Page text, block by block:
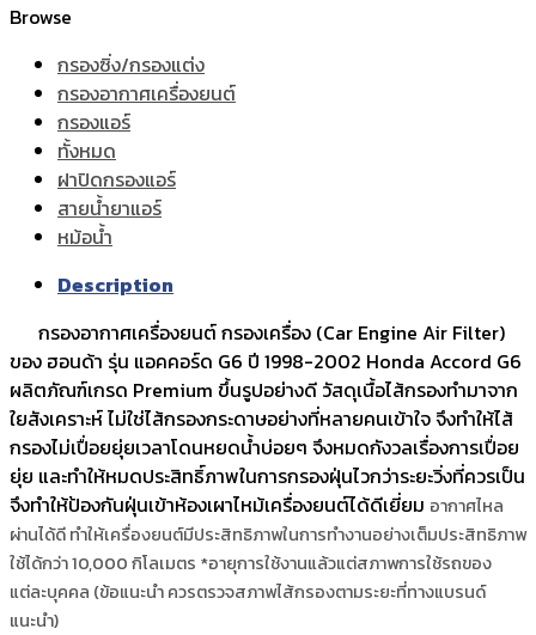
Browse
กรองซิ่ง/กรองแต่ง
กรองอากาศเครื่องยนต์
กรองแอร์
ทั้งหมด
ฝาปิดกรองแอร์
สายน้ำยาแอร์
หม้อน้ำ
Description
กรองอากาศเครื่องยนต์ กรองเครื่อง (Car Engine Air Filter)
ของ ฮอนด้า รุ่น แอคคอร์ด G6 ปี 1998-2002 Honda Accord G6
ผลิตภัณฑ์เกรด Premium ขึ้นรูปอย่างดี วัสดุเนื้อไส้กรองทำมาจาก
ใยสังเคราะห์ ไม่ใช่ไส้กรองกระดาษอย่างที่หลายคนเข้าใจ จึงทำให้ไส้
กรองไม่เปื่อยยุ่ยเวลาโดนหยดน้ำบ่อยๆ จึงหมดกังวลเรื่องการเปื่อย
ยุ่ย และทำให้หมดประสิทธิ์ภาพในการกรองฝุ่นไวกว่าระยะวิ่งที่ควรเป็น
จึงทำให้ป้องกันฝุ่นเข้าห้องเผาไหม้เครื่องยนต์ได้ดีเยี่ยม อากาศไหล
ผ่านได้ดี ทำให้เครื่องยนต์มีประสิทธิภาพในการทำงานอย่างเต็มประสิทธิภาพ
ใช้ได้กว่า 10,000 กิโลเมตร *อายุการใช้งานแล้วแต่สภาพการใช้รถของ
แต่ละบุคคล (ข้อแนะนำ ควรตรวจสภาพไส้กรองตามระยะที่ทางแบรนด์
แนะนำ)